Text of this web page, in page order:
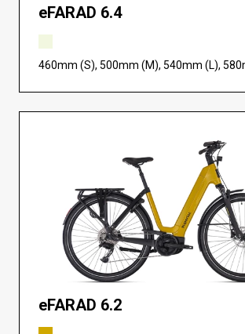
eFARAD 6.4
460mm (S), 500mm (M), 540mm (L),
eFARAD 6.2